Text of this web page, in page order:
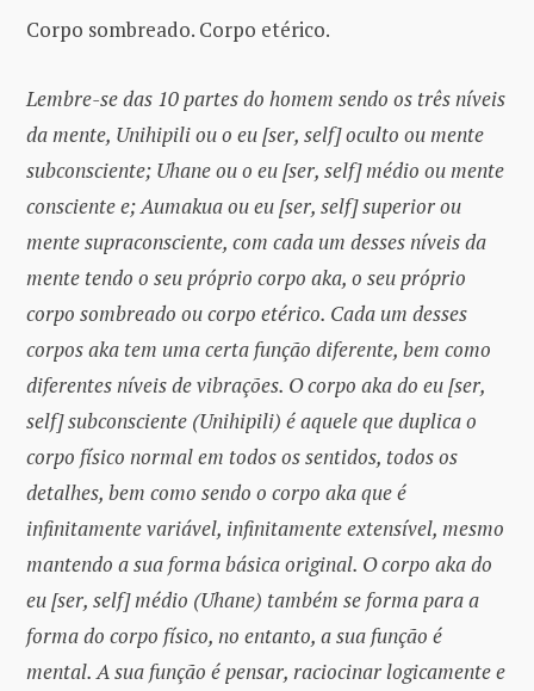
Corpo sombreado. Corpo etérico.
Lembre-se das 10 partes do homem sendo os três níveis
da mente, Unihipili ou o eu [ser, self] oculto ou mente
subconsciente; Uhane ou o eu [ser, self] médio ou mente
consciente e; Aumakua ou eu [ser, self] superior ou
mente supraconsciente, com cada um desses níveis da
mente tendo o seu próprio corpo aka, o seu próprio
corpo sombreado ou corpo etérico. Cada um desses
corpos aka tem uma certa função diferente, bem como
diferentes níveis de vibrações. O corpo aka do eu [ser,
self] subconsciente (Unihipili) é aquele que duplica o
corpo físico normal em todos os sentidos, todos os
detalhes, bem como sendo o corpo aka que é
infinitamente variável, infinitamente extensível, mesmo
mantendo a sua forma básica original. O corpo aka do
eu [ser, self] médio (Uhane) também se forma para a
forma do corpo físico, no entanto, a sua função é
mental. A sua função é pensar, raciocinar logicamente e